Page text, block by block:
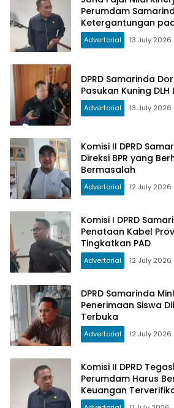
Perumdam
Ketergantungan
Advertorial 13 July 2026
DPRD Samarinda
Pasukan Kuning
Advertorial 13 July 2026
Komisi II DPRD
Direksi BPR yang
Bermasalah
Advertorial 12 July 2026
Komisi I DPRD
Penataan Kabel
Tingkatkan PAD
Advertorial 12 July 2026
DPRD Samarinda
Penerimaan Siswa
Terbuka
Advertorial 12 July 2026
Komisi II DPRD
Perumdam Harus
Keuangan